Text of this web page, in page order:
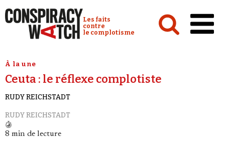
Conspiracy Watch :
Les faits
contre
le complotisme
Analyses
Conspipédia
Vidéos
À la une
Ceuta : le réflexe complotiste
RUDY REICHSTADT
RUDY REICHSTADT
8 min de lecture